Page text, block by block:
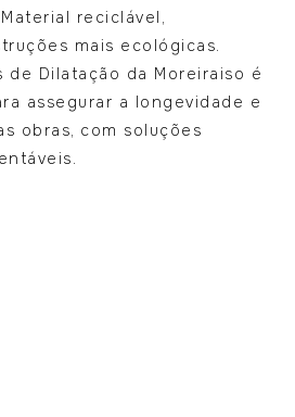
Material reciclável,
mais ecológicas.
de Dilatação da Moreiraiso é
assegurar a longevidade e
obras, com soluções